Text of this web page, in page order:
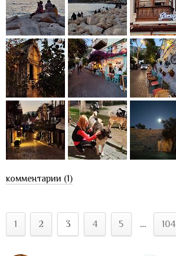
комментарии (1)
1 2 3 4 5 … 104